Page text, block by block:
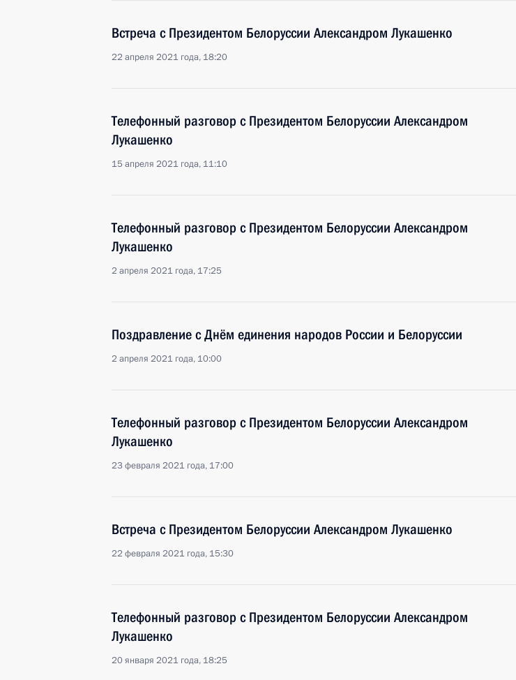
Встреча с Президентом Белоруссии Александром Лукашенко
22 апреля 2021 года, 18:20
Телефонный разговор с Президентом Белоруссии Александром
Лукашенко
15 апреля 2021 года, 11:10
Телефонный разговор с Президентом Белоруссии Александром
Лукашенко
2 апреля 2021 года, 17:25
Поздравление с Днём единения народов России и Белоруссии
2 апреля 2021 года, 10:00
Телефонный разговор с Президентом Белоруссии Александром
Лукашенко
23 февраля 2021 года, 17:00
Встреча с Президентом Белоруссии Александром Лукашенко
22 февраля 2021 года, 15:30
Телефонный разговор с Президентом Белоруссии Александром
Лукашенко
20 января 2021 года, 18:25